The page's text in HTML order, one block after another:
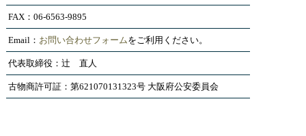
FAX：06-6563-9895
Email： お問い合わせフォームをご利用ください。
代表取締役：辻 直人
古物商許可証：第621070131323号 大阪府公安委員会